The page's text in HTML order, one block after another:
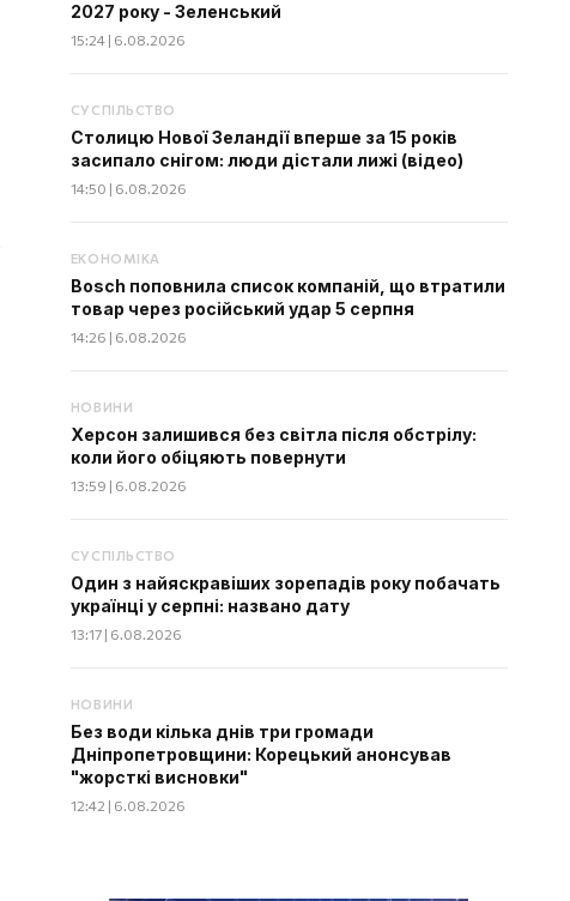
2027 року - Зеленський
15:24 | 6.08.2026
СУСПІЛЬСТВО
Столицю Нової Зеландії вперше за 15 років
засипало снігом: люди дістали лижі (відео)
14:50 | 6.08.2026
ЕКОНОМІКА
Bosch поповнила список компаній, що втратили
товар через російський удар 5 серпня
14:26 | 6.08.2026
НОВИНИ
Херсон залишився без світла після обстрілу:
коли його обіцяють повернути
13:59 | 6.08.2026
СУСПІЛЬСТВО
Один з найяскравіших зорепадів року побачать
українці у серпні: названо дату
13:17 | 6.08.2026
НОВИНИ
Без води кілька днів три громади
Дніпропетровщини: Корецький анонсував
"жорсткі висновки"
12:42 | 6.08.2026